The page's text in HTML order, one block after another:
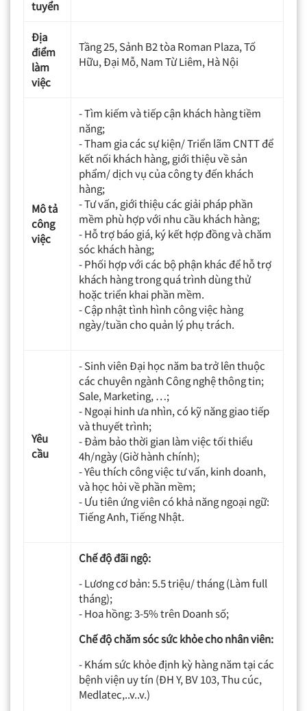
tuyển
Địa
điểm
làm
việc
Tầng 25, Sảnh B2 tòa Roman Plaza, Tố
Hữu, Đại Mỗ, Nam Từ Liêm, Hà Nội
Mô tả
công
việc
- Tìm kiếm và tiếp cận khách hàng tiềm
năng;
- Tham gia các sự kiện/ Triển lãm CNTT để
kết nối khách hàng, giới thiệu về sản
phẩm/ dịch vụ của công ty đến khách
hàng;
- Tư vấn, giới thiệu các giải pháp phần
mềm phù hợp với nhu cầu khách hàng;
- Hỗ trợ báo giá, ký kết hợp đồng và chăm
sóc khách hàng;
- Phối hợp với các bộ phận khác để hỗ trợ
khách hàng trong quá trình dùng thử
hoặc triển khai phần mềm.
- Cập nhật tình hình công việc hàng
ngày/tuần cho quản lý phụ trách.
Yêu
cầu
- Sinh viên Đại học năm ba trở lên thuộc
các chuyên ngành Công nghệ thông tin;
Sale, Marketing, …;
- Ngoại hinh ưa nhìn, có kỹ năng giao tiếp
và thuyết trình;
- Đảm bảo thời gian làm việc tối thiểu
4h/ngày (Giờ hành chính);
- Yêu thích công việc tư vấn, kinh doanh,
và học hỏi về phần mềm;
- Ưu tiên ứng viên có khả năng ngoại ngữ:
Tiếng Anh, Tiếng Nhật.
Chế độ đãi ngộ:
- Lươngcơbản:5.5triệu/tháng(Làmfull
tháng);
- Hoahồng:3-5%trên Doanhsố;
Chế độ chăm sóc sức khỏe cho nhân viên:
- Khám sức khỏe định kỳ hàng năm tại các
bệnh viện uy tín (ĐH Y, BV 103, Thu cúc,
Medlatec,..v..v.)